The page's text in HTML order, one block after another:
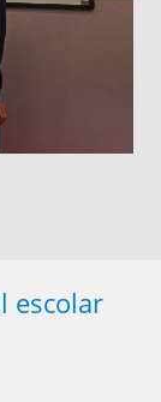
escolar